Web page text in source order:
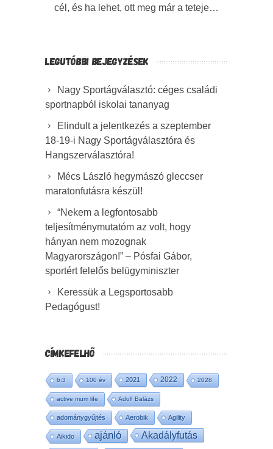
cél, és ha lehet, ott meg már a teteje…
LEGUTÓBBI BEJEGYZÉSEK
Nagy Sportágválasztó: céges családi
sportnapból iskolai tananyag
Elindult a jelentkezés a szeptember
18-19-i Nagy Sportágválasztóra és
Hangszerválasztóra!
Mécs László hegymászó gleccser
maratonfutásra készül!
“Nekem a legfontosabb
teljesítménymutatóm az volt, hogy
hányan nem mozognak
Magyarországon!” – Pósfai Gábor,
sportért felelős belügyminiszter
Keressük a Legsportosabb
Pedagógust!
CÍMKEFELHŐ
6:3 100 év 2021 2022 2028
active mum life Adolf Balázs
adománygyűjtés Aerobik Agility
Aikido ajánló Akadályfutás